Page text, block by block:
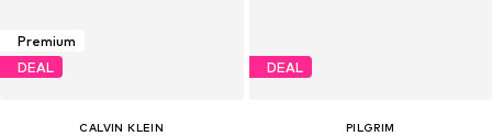
Premium
DEAL
CALVIN KLEIN
DEAL
PILGRIM